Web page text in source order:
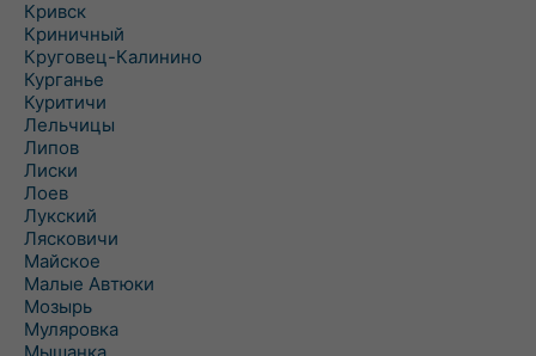
Кривск
Криничный
Круговец-Калинино
Курганье
Куритичи
Лельчицы
Липов
Лиски
Лоев
Лукский
Лясковичи
Майское
Малые Автюки
Мозырь
Муляровка